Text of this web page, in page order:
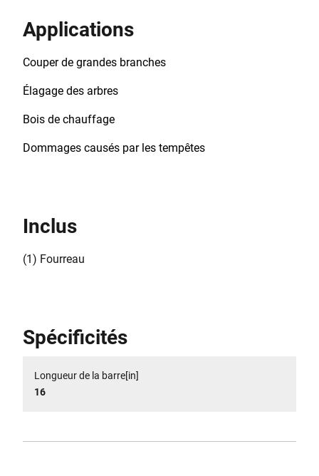
Applications
Couper de grandes branches
Élagage des arbres
Bois de chauffage
Dommages causés par les tempêtes
Inclus
(1) Fourreau
Spécificités
Longueur de la barre[in]
16